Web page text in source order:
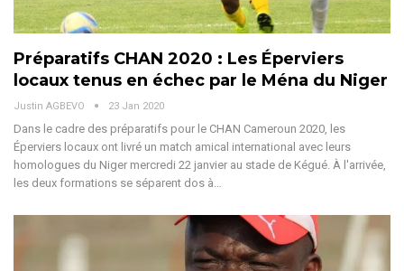
Préparatifs CHAN 2020 : Les Éperviers
locaux tenus en échec par le Ména du Niger
Justin AGBEVO 23 Jan 2020
Dans le cadre des préparatifs pour le CHAN Cameroun 2020, les
Éperviers locaux ont livré un match amical international avec leurs
homologues du Niger mercredi 22 janvier au stade de Kégué. À l'arrivée,
les deux formations se séparent dos à…